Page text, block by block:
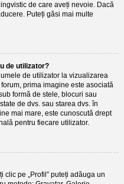
de care aveți nevoie. Dacă
Puteți găsi mai multe
de utilizator?
de utilizator la vizualizarea
prima imagine este asociată
formă de stele, blocuri sau
de dvs. sau starea dvs. în
mai mare, este cunoscută drept
pentru fiecare utilizator.
pe „Profil” puteți adăuga un